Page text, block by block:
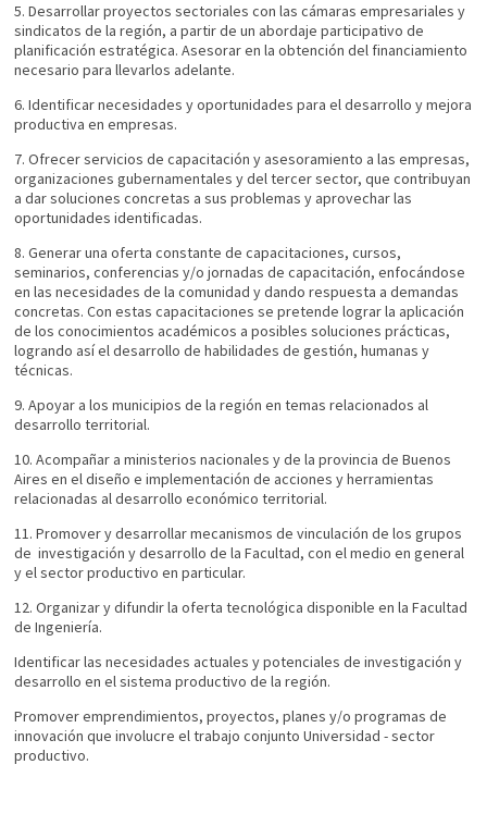
5. Desarrollar proyectos sectoriales con las cámaras empresariales y
sindicatos de la región, a partir de un abordaje participativo de
planificación estratégica. Asesorar en la obtención del financiamiento
necesario para llevarlos adelante.
6. Identificar necesidades y oportunidades para el desarrollo y mejora
productiva en empresas.
7. Ofrecer servicios de capacitación y asesoramiento a las empresas,
organizaciones gubernamentales y del tercer sector, que contribuyan
a dar soluciones concretas a sus problemas y aprovechar las
oportunidades identificadas.
8. Generar una oferta constante de capacitaciones, cursos,
seminarios, conferencias y/o jornadas de capacitación, enfocándose
en las necesidades de la comunidad y dando respuesta a demandas
concretas. Con estas capacitaciones se pretende lograr la aplicación
de los conocimientos académicos a posibles soluciones prácticas,
logrando así el desarrollo de habilidades de gestión, humanas y
técnicas.
9. Apoyar a los municipios de la región en temas relacionados al
desarrollo territorial.
10. Acompañar a ministerios nacionales y de la provincia de Buenos
Aires en el diseño e implementación de acciones y herramientas
relacionadas al desarrollo económico territorial.
11. Promover y desarrollar mecanismos de vinculación de los grupos
de investigación y desarrollo de la Facultad, con el medio en general
y el sector productivo en particular.
12. Organizar y difundir la oferta tecnológica disponible en la Facultad
de Ingeniería.
Identificar las necesidades actuales y potenciales de investigación y
desarrollo en el sistema productivo de la región.
Promover emprendimientos, proyectos, planes y/o programas de
innovación que involucre el trabajo conjunto Universidad - sector
productivo.